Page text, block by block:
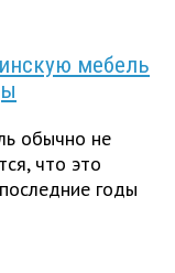
мебель
обычно не
что это
годы